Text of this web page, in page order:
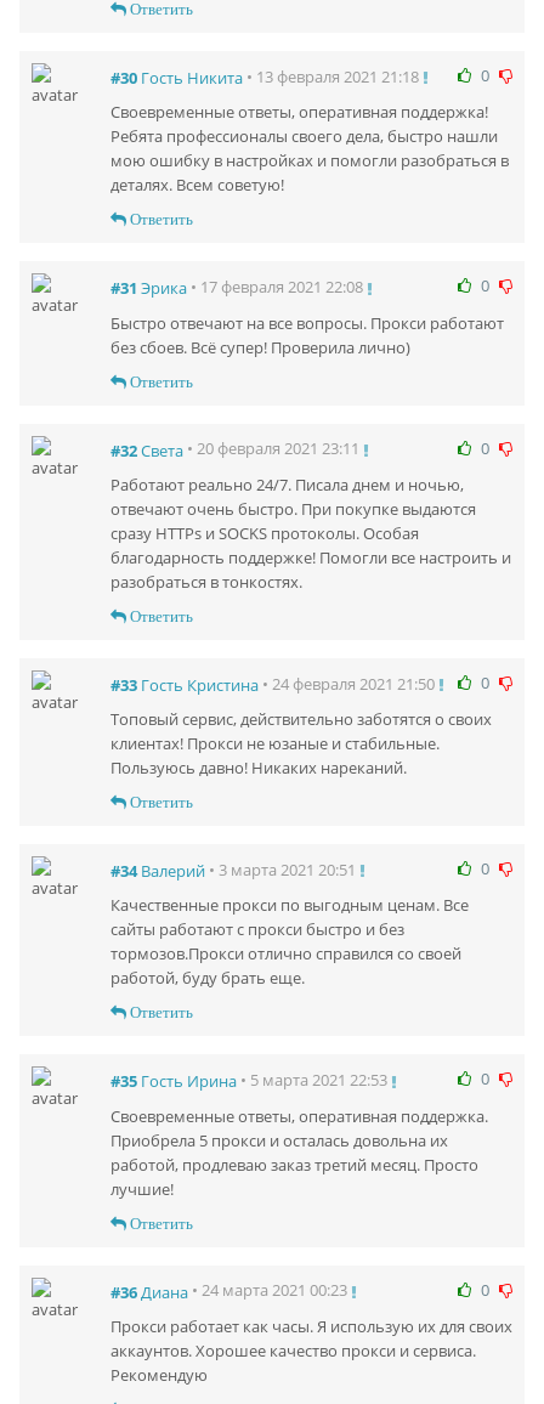
Ответить
0
#30 Гость Никита • 13 февраля 2021 21:18
Своевременные ответы, оперативная поддержка!
Ребята профессионалы своего дела, быстро нашли
мою ошибку в настройках и помогли разобраться в
деталях. Всем советую!
Ответить
0
#31 Эрика • 17 февраля 2021 22:08
Быстро отвечают на все вопросы. Прокси работают
без сбоев. Всё супер! Проверила лично)
Ответить
0
#32Света • 20 февраля 2021 23:11
Работают реально 24/7. Писала днем и ночью,
отвечают очень быстро. При покупке выдаются
сразу HTTPs и SOCKS протоколы. Особая
благодарность поддержке! Помогли все настроить и
разобраться в тонкостях.
Ответить
0
#33 Гость Кристина • 24 февраля 2021 21:50
Топовый сервис, действительно заботятся о своих
клиентах! Прокси не юзаные и стабильные.
Пользуюсь давно! Никаких нареканий.
Ответить
0
#34 Валерий • 3 марта 2021 20:51
Качественные прокси по выгодным ценам. Все
сайты работают с прокси быстро и без
тормозов.Прокси отлично справился со своей
работой, буду брать еще.
Ответить
0
#35 Гость Ирина • 5 марта 2021 22:53
Своевременные ответы, оперативная поддержка.
Приобрела 5 прокси и осталась довольна их
работой, продлеваю заказ третий месяц. Просто
лучшие!
Ответить
0
#36Диана • 24 марта 2021 00:23
Прокси работает как часы. Я использую их для своих
аккаунтов. Хорошее качество прокси и сервиса.
Рекомендую